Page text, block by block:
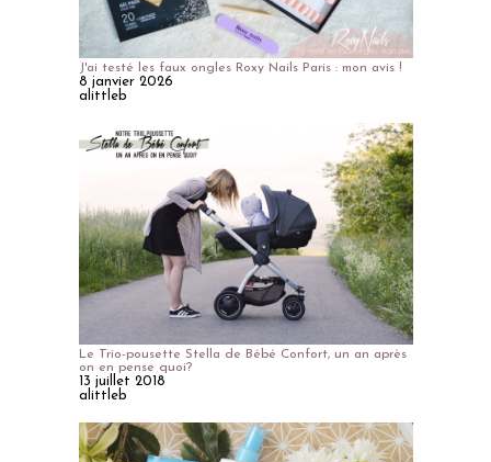
J'ai testé les faux ongles Roxy Nails Paris : mon avis !
8 janvier 2026
alittleb
Le Trio-pousette Stella de Bébé Confort, un an après
on en pense quoi?
13 juillet 2018
alittleb